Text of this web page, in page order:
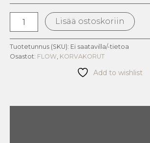
Lisää ostoskoriin
Tuotetunnus (SKU): Ei saatavilla/-tietoa
Osastot: FLOW, KORVAKORUT
Add to wishlist